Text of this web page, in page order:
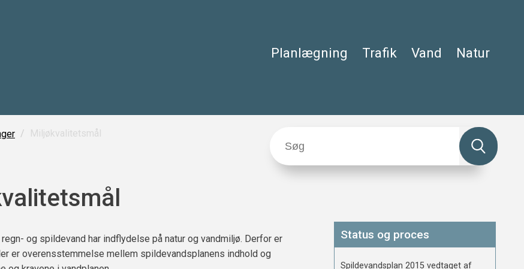
Planlægning Trafik Vand Natur
/ Miljøkvalitetsmål
og spildevand har indflydelse på natur og vandmiljø. Derfor er
er overensstemmelse mellem spildevandsplanens indhold og
Status og proces
Spildevandsplan 2015 vedtaget af